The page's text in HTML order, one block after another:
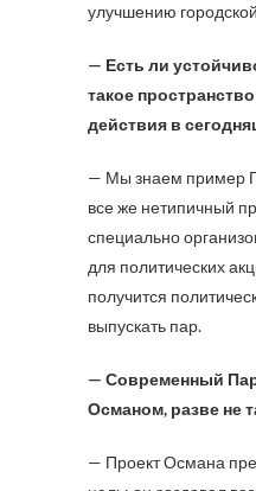
улучшению
— Есть ли
такое
действия в
— Мы знаем пример
все же нетипичный
специально
для политических
получится
выпускать пар.
— Современный
Османом, разве не
— Проект Османа